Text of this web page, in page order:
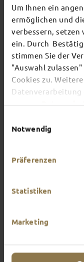
Um Ihnen ein
ermöglichen und
verbessern, setzen
ein. Durch
stimmen Sie der
"Auswahl
Cookies zu.
Notwendig
Präferenzen
Statistiken
Marketing
Experiences
TOP
There's always
whether it's a
guided tour or
place to